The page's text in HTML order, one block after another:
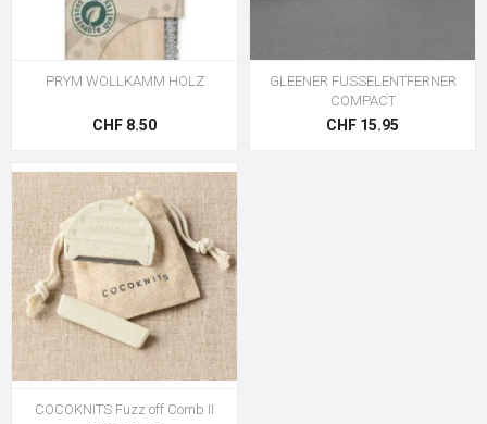
PRYM WOLLKAMM HOLZ
CHF 8.50
GLEENER FUSSELENTFERNER
COMPACT
CHF 15.95
COCOKNITS Fuzz off Comb II